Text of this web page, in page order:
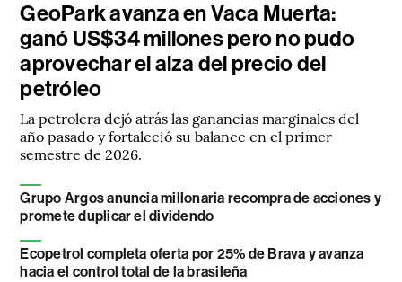
GeoPark avanza en Vaca Muerta:
ganó US$34 millones pero no pudo
aprovechar el alza del precio del
petróleo
La petrolera dejó atrás las ganancias marginales del
año pasado y fortaleció su balance en el primer
semestre de 2026.
Grupo Argos anuncia millonaria recompra de acciones y
promete duplicar el dividendo
Ecopetrol completa oferta por 25% de Brava y avanza
hacia el control total de la brasileña